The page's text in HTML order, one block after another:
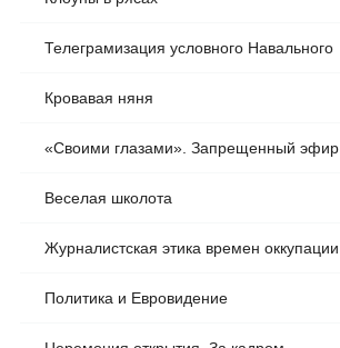
Телеграмизация условного Навального
Кровавая няня
«Своими глазами». Запрещенный эфир
Веселая школота
Журналистская этика времен оккупации
Политика и Евровидение